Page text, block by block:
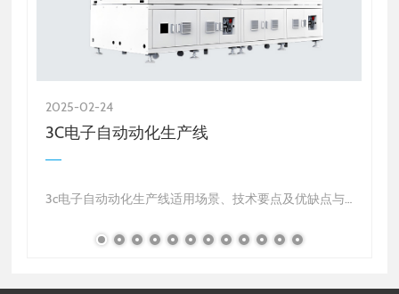
2025-02-24
3C电子自动动化生产线
3c电子自动动化生产线适用场景、技术要点及优缺点与
1. 适用场景